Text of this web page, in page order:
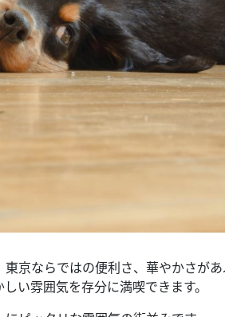
京ならではの便利さ、華やかさが
い雰囲気を存分に満喫できます。